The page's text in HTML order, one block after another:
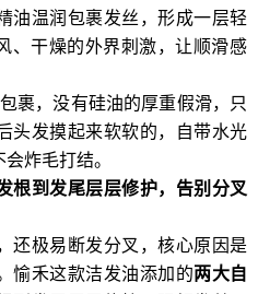
油温润包裹发丝，形成一层轻
、干燥的外界刺激，让顺滑感
裹，没有硅油的厚重假滑，只
头发摸起来软软的，自带水光
炸毛打结。
根到发尾层层修护，告别分叉
还极易断发分叉，核心原因是
愉禾这款洁发油添加的两大自